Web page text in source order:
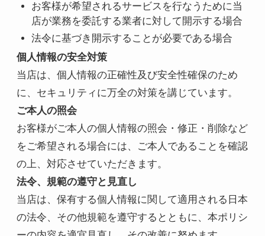
お客様が希望されるサービスを行なうために当
店が業務を委託する業者に対して開示する場合
法令に基づき開示することが必要である場合
個人情報の安全対策
当店は、個人情報の正確性及び安全性確保のため
に、セキュリティに万全の対策を講じています。
ご本人の照会
お客様がご本人の個人情報の照会・修正・削除など
をご希望される場合には、ご本人であることを確認
の上、対応させていただきます。
法令、規範の遵守と見直し
当店は、保有する個人情報に関して適用される日本
の法令、その他規範を遵守するとともに、本ポリシ